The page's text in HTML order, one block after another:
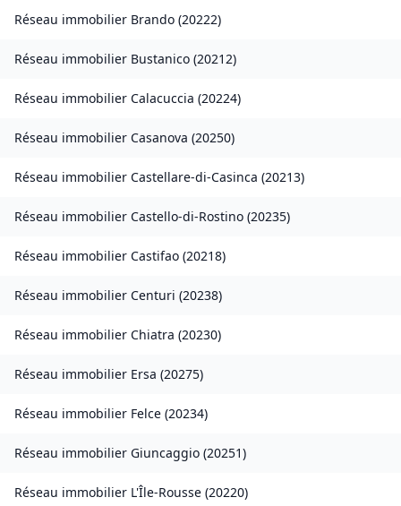
Réseau immobilier Brando (20222)
Réseau immobilier Bustanico (20212)
Réseau immobilier Calacuccia (20224)
Réseau immobilier Casanova (20250)
Réseau immobilier Castellare-di-Casinca (20213)
Réseau immobilier Castello-di-Rostino (20235)
Réseau immobilier Castifao (20218)
Réseau immobilier Centuri (20238)
Réseau immobilier Chiatra (20230)
Réseau immobilier Ersa (20275)
Réseau immobilier Felce (20234)
Réseau immobilier Giuncaggio (20251)
Réseau immobilier L'Île-Rousse (20220)